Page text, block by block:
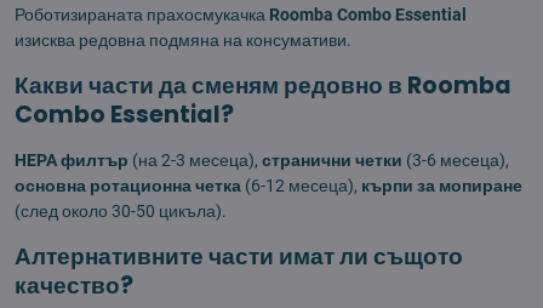
Роботизираната прахосмукачка Roomba Combo Essential
изисква редовна подмяна на консумативи.
Какви части да сменям редовно в Roomba
Combo Essential?
HEPA филтър (на 2-3 месеца), странични четки (3-6 месеца),
основна ротационна четка (6-12 месеца), кърпи за мопиране
(след около 30-50 цикъла).
Алтернативните части имат ли същото
качество?